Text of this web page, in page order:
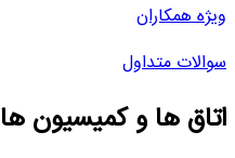
ویژه همکاران
سوالات متداول
اتاق ها و کمیسیون ها